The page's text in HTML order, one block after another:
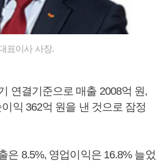
표이사 사장.
연결기준으로 매출 2008억 원,
익 362억 원을 낸 것으로 잠정
은 8.5%, 영업이익은 16.8% 늘었